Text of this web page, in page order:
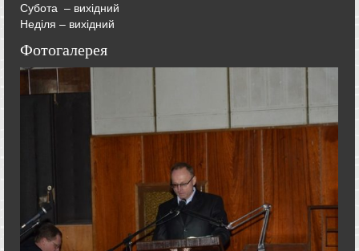
Субота – вихідний
Неділя – вихідний
Фотогалерея